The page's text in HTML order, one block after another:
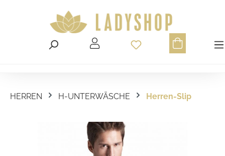
Du hast 0
HERREN H-UNTERWÄSCHE Herren-Slip
Bildergalerie überspringen